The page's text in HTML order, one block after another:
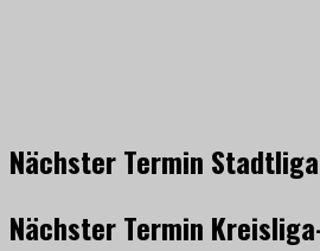
Nächster Termin
Nächster Termin